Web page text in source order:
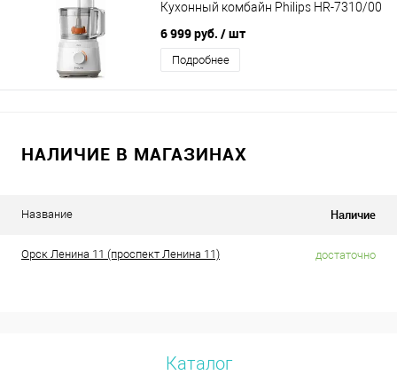
Кухонный комбайн Philips HR-7310/00
6 999 руб. / шт
Подробнее
НАЛИЧИЕ В МАГАЗИНАХ
Название Наличие
Орск Ленина 11 (проспект Ленина 11) достаточно
Каталог